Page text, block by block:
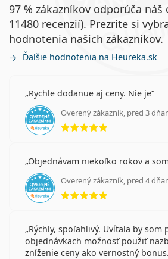
97 % zákazníkov odporúča náš
11480 recenzií). Prezrite si
hodnotenia našich zákazníkov.
Ďalšie hodnotenia na Heureka.sk
Rychle dodanue aj ceny. Nie je
Overený zákazník, pred 3
hodnotenie 5
Objednávam niekoľko rokov a
Overený zákazník, pred 4
hodnotenie 5
Rýchly, spoľahlivý. Uvítala by som
objednávkach možnosť použiť
zníženie ceny ako vernostný bonus.